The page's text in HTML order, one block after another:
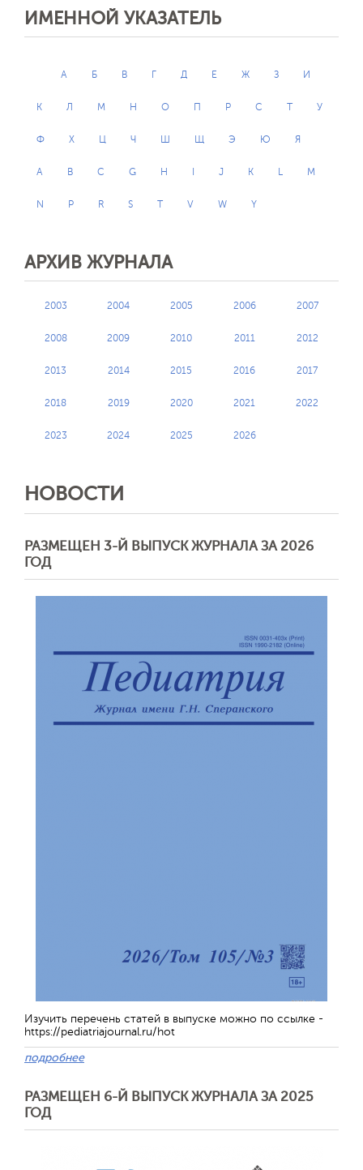
ИМЕННОЙ УКАЗАТЕЛЬ
А Б В Г Д Е Ж З И
К Л М Н О П Р С Т У
Ф Х Ц Ч Ш Щ Э Ю Я
A B C G H J K L M
N P R S T V W Y
АРХИВ ЖУРНАЛА
2003 2004 2005 2006 2007
2008 2009 2010 2011 2012
2013 2014 2015 2016 2017
2018 2019 2020 2021 2022
2023 2024 2025 2026
НОВОСТИ
РАЗМЕЩЕН 3-Й ВЫПУСК ЖУРНАЛА ЗА 2026
ГОД
Изучить перечень статей в выпуске можно по ссылке -
https://pediatriajournal.ru/hot
подробнее
РАЗМЕЩЕН 6-Й ВЫПУСК ЖУРНАЛА ЗА 2025
ГОД